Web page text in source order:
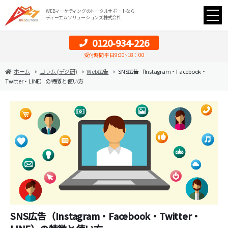
WEBマーケティングのトータルサポートなら
ディーエムソリューションズ株式会社
0120-934-226
受付時間 平日9:00~18：00
ホーム コラム (デジ研) Web広告
SNS広告（Instagram・Facebook・
Twitter・LINE）の特徴と使い方
SNS広告（Instagram・Facebook・Twitter・